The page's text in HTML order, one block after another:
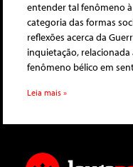
entender tal fenômeno
categoria das formas
reflexões acerca da
inquietação,
fenômeno bélico em
Leia mais »